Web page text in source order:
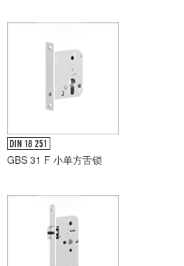
GBS 31 F 小单方舌锁